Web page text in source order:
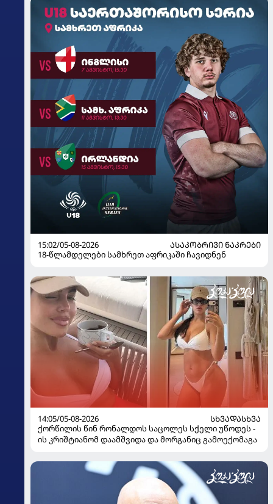
15:02/05-08-2026
ᲐᲡᲐᲙᲝᲑᲠᲘᲕᲘ ᲜᲐᲙᲠᲔᲑᲘ
18-წლამდელები სამხრეთ აფრიკაში ჩავიდნენ
14:05/05-08-2026
ᲡᲮᲕᲐᲓᲐᲡᲮᲕᲐ
ქორწილის წინ რონალდოს საცოლეს სქელი უწოდეს -
ის კრიშტიანომ დაამშვიდა და მორგანიც გამოექომაგა